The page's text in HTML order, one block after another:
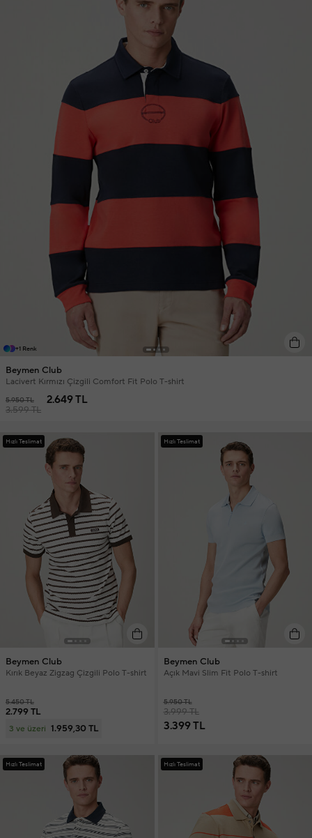
+1 Renk
Beymen Club
Lacivert Kırmızı Çizgili Comfort Fit Polo T-shirt
5.950 TL
3.599 TL
2.649 TL
Hızlı Teslimat
Beymen Club
Kırık Beyaz Zigzag Çizgili Polo T-shirt
5.450 TL
2.799 TL
3 ve üzeri 1.959,30 TL
Hızlı Teslimat
Beymen Club
Açık Mavi Slim Fit Polo T-shirt
5.950 TL
3.999 TL
3.399 TL
Hızlı Teslimat Hızlı Teslimat